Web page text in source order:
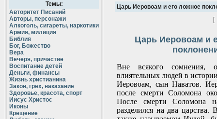
Темы:
Авторитет Писаний
Авторы, персонажи
Алкоголь, сигареты, наркотики
Армия, милиция
Библия
Бог, Божество
Вера
Вечеря, причастие
Воспитание детей
Деньги, финансы
Жизнь христианина
Закон, грех, наказание
Здоровье, красота, спорт
Иисус Христос
Иконы
Крещение
Царь Иеровоам и его ложное
[
Царь Иеровоам и
Вне всякого сомнения,
влиятельных людей в
Иеровоам, сын Наватов.
после смерти Соломона
После смерти Соломона
разделился на два